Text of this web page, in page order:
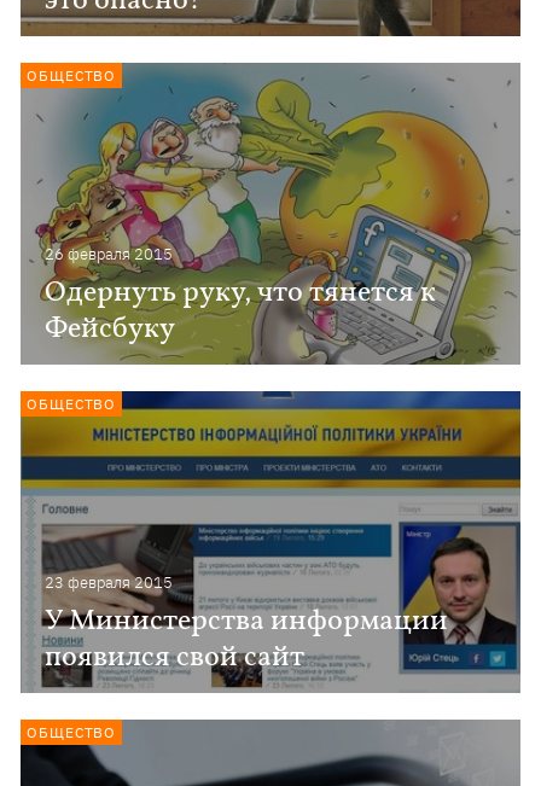
26 февраля 2015
Одернуть руку, что тянется к
Фейсбуку
ОБЩЕСТВО
23 февраля 2015
У Министерства информации
появился свой сайт
ОБЩЕСТВО
ОБЩЕСТВО